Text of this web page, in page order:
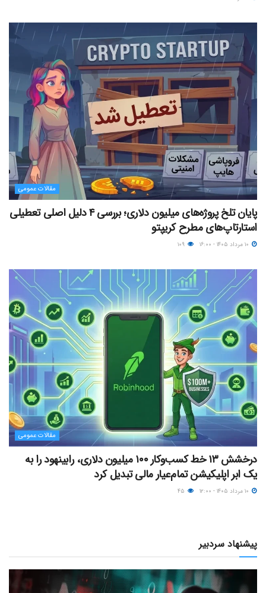
مقالات عمومی
پایان تلخ پروژه‌های میلیون دلاری؛ بررسی ۴ دلیل اصلی تعطیلی
استارتاپ‌های مطرح کریپتو
مقالات عمومی
درخشش ۱۳ خط کسب‌وکار ۱۰۰ میلیون دلاری، رابینهود را به
یک ابر اپلیکیشن تمام‌عیار مالی تبدیل کرد
پیشنهاد سردبیر